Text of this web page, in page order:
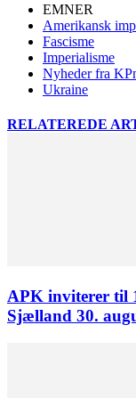
EMNER
Amerikansk
Fascisme
Imperialisme
Nyheder fra
Ukraine
RELATEREDE
APK inviterer til
Sjælland 30.